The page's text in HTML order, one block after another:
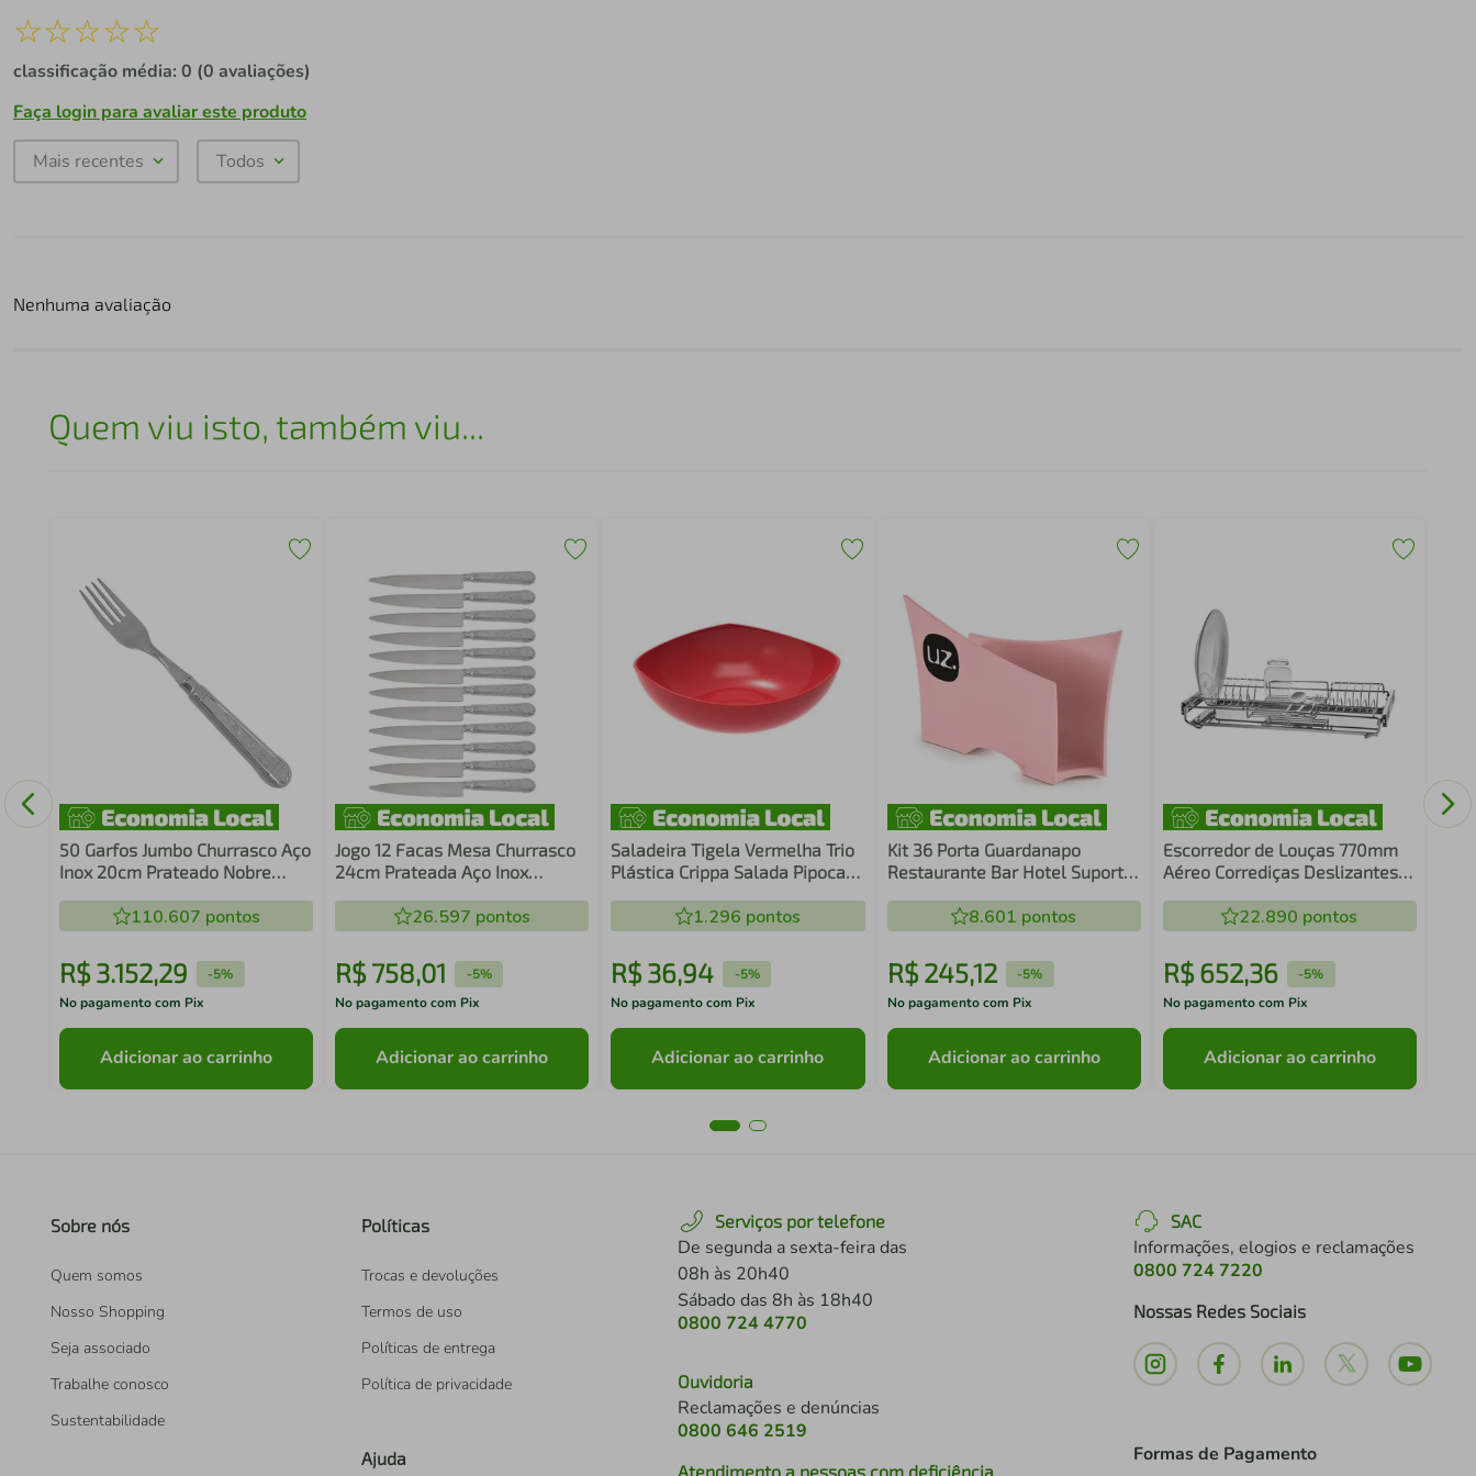
☆☆☆☆☆
classificação média: 0 (0 avaliações)
Faça login para avaliar este produto
Mais recentes Todos
Nenhuma avaliação
Quem viu isto, também viu...
50 Garfos Jumbo Churrasco Aço
Inox 20cm Prateado Nobre
110.607 pontos
R$ 3.152,29 -5%
No pagamento com Pix
Adicionar ao carrinho
Jogo 12 Facas Mesa Churrasco
24cm Prateada Aço Inox
26.597 pontos
R$ 758,01 -5%
No pagamento com Pix
Adicionar ao carrinho
Saladeira Tigela Vermelha Trio
Plástica Crippa Salada Pipoca
1.296 pontos
R$36,94 -5%
No pagamento com Pix
Adicionar ao carrinho
Kit 36 Porta Guardanapo
Restaurante Bar Hotel Suporte
8.601 pontos
R$ 245,12 -5%
No pagamento com Pix
Adicionar ao carrinho
Escorredor de Louças 770mm
Aéreo Corrediças Deslizantes
22.890 pontos
R$ 652,36 -5%
No pagamento com Pix
Adicionar ao carrinho
Sobre nós
Quem somos
Nosso Shopping
Seja associado
Trabalhe conosco
Sustentabilidade
Políticas
Trocas e devoluções
Termos de uso
Políticas de entrega
Política de privacidade
Ajuda
Serviços por telefone
De segunda a sexta-feira das
08h às 20h40
Sábado das 8h às 18h40
0800 724 4770
Ouvidoria
Reclamações e denúncias
0800 646 2519
Atendimento a pessoas com deficiência
SAC
Informações, elogios e reclamações
0800 724 7220
Nossas Redes Sociais
Formas de Pagamento